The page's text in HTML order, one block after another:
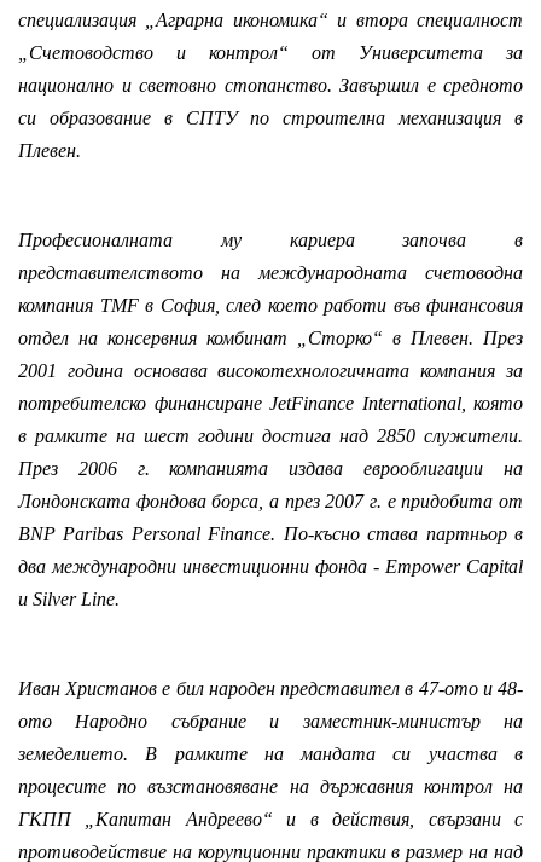
специализация „Аграрна икономика“ и втора специалност
„Счетоводство и контрол“ от Университета за
национално и световно стопанство. Завършил е средното
си образование в СПТУ по строителна механизация в
Плевен.
Професионалната му кариера започва в
представителството на международната счетоводна
компания TMF в София, след което работи във финансовия
отдел на консервния комбинат „Сторко“ в Плевен. През
2001 година основава високотехнологичната компания за
потребителско финансиране JetFinance International, която
в рамките на шест години достига над 2850 служители.
През 2006 г. компанията издава еврооблигации на
Лондонската фондова борса, а през 2007 г. е придобита от
BNP Paribas Personal Finance. По-късно става партньор в
два международни инвестиционни фонда - Empower Capital
и Silver Line.
Иван Христанов е бил народен представител в 47-ото и 48-
ото Народно събрание и заместник-министър на
земеделието. В рамките на мандата си участва в
процесите по възстановяване на държавния контрол на
ГКПП „Капитан Андреево“ и в действия, свързани с
противодействие на корупционни практики в размер на над